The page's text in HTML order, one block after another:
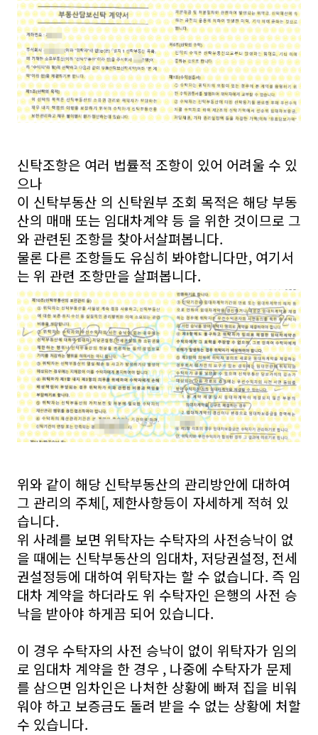
신탁조항은 여러 법률적 조항이 있어 어려울 수 있
으나
이 신탁부동산 의 신탁원부 조회 목적은 해당 부동
산의 매매 또는 임대차계약 등 을 위한 것이므로 그
와 관련된 조항믈 찾아서살펴봅니다.
물론 다른 조항들도 유심히 봐야합니다만, 여기서
는 위 관련 조항만을 살펴봅니다.
위와 같이 해당 신탁부동산의 관리방안에 대하여
그 관리의 주체[, 제한사항등이 자세하게 적혀 있
습니다.
위 사례를 보면 위탁자는 수탁자의 사전승낙이 없
을 때에는 신탁부동산의 임대차, 저당권설정, 전세
권설정등에 대하여 위탁자는 할 수 없습니다. 즉 임
대차 계약을 하더라도 위 수탁자인 은행의 사전 승
낙을 받아야 하게끔 되어 있습니다.
이 경우 수탁자의 사전 승낙이 없이 위탁자가 임의
로 임대차 계약을 한 경우 , 나중에 수탁자가 문제
를 삼으면 임차인은 나처한 상황에 빠져 집을 비워
워야 하고 보증금도 돌려 받을 수 없는 상황에 처할
수 있습니다.